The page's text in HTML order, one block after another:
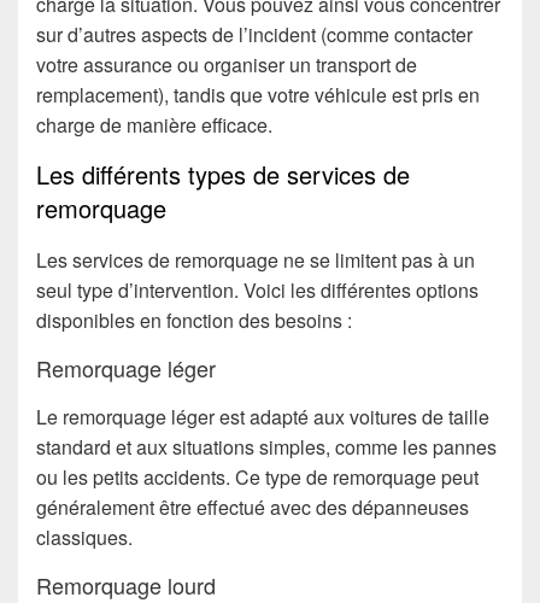
sur d’autres aspects de l’incident (comme contacter
votre assurance ou organiser un transport de
remplacement), tandis que votre véhicule est pris en
charge de manière efficace.
Les différents types de services de
remorquage
Les services de remorquage ne se limitent pas à un
seul type d’intervention. Voici les différentes options
disponibles en fonction des besoins :
Remorquage léger
Le remorquage léger est adapté aux voitures de taille
standard et aux situations simples, comme les pannes
ou les petits accidents. Ce type de remorquage peut
généralement être effectué avec des dépanneuses
classiques.
Remorquage lourd